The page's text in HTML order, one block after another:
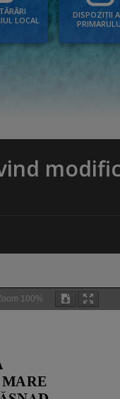
LOCAL
DISPOZIȚII
100%